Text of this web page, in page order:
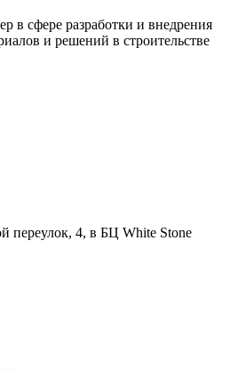
в сфере разработки и внедрения
и решений в строительстве
переулок, 4, в БЦ White Stone